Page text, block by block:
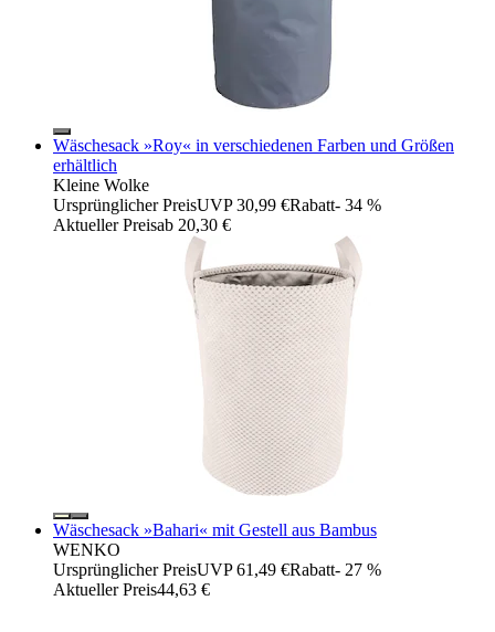
Wäschesack »Roy« in verschiedenen Farben und Größen
erhältlich
Kleine Wolke
Ursprünglicher PreisUVP 30,99 €Rabatt- 34 %
Aktueller Preisab 20,30 €
Wäschesack »Bahari« mit Gestell aus Bambus
WENKO
Ursprünglicher PreisUVP 61,49 €Rabatt- 27 %
Aktueller Preis44,63 €